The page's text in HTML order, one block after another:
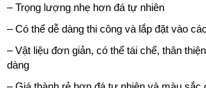
– Trọng lượng nhẹ hơn đá tự nhiên
– Có thể dễ dàng thi công và lắp đặt vào
– Vật liệu đơn giản, có thể tái chế, thân
dàng